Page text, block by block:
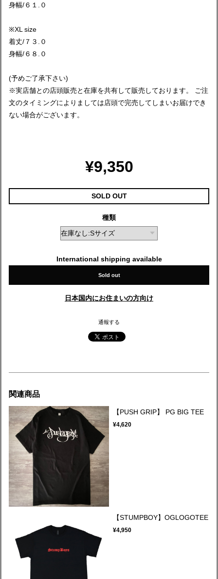
身幅/６１.０
※XL size
着丈/７３.０
身幅/６８.０
(予めご了承下さい)
※実店舗との店頭販売と在庫を共有して販売しております。 ご注
文のタイミングによりましては店頭で完売してしまいお届けでき
ない場合がございます。
¥9,350
SOLD OUT
種類
International shipping available
Sold out
日本国内にお住まいの方向け
通報する
関連商品
【PUSH GRIP】 PG BIG TEE
¥4,620
【STUMPBOY】OGLOGOTEE
¥4,950